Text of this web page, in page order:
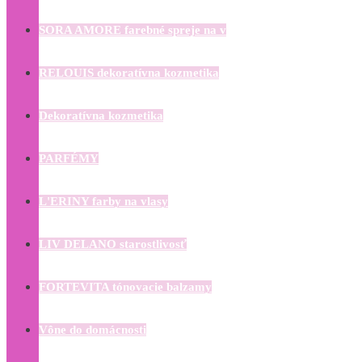
SORA AMORE farebné spreje na v
RELOUIS dekoratívna kozmetika
Dekoratívna kozmetika
PARFÉMY
L'ERINY farby na vlasy
LIV DELANO starostlivosť
FORTEVITA tónovacie balzamy
Vône do domácnosti